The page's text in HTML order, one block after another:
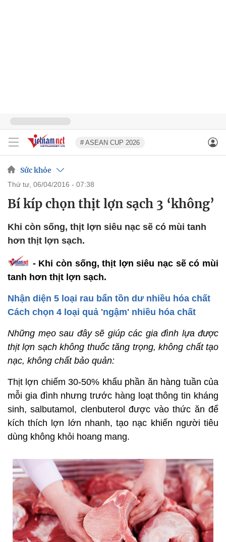
# ASEAN CUP 2026
Sức khỏe
thứ tư, 06/04/2016 - 07:38
Bí kíp chọn thịt lợn sạch 3 ‘không’
Khi còn sống, thịt lợn siêu nạc sẽ có mùi tanh
hơn thịt lợn sạch.
- Khi còn sống, thịt lợn siêu nạc sẽ có mùi
tanh hơn thịt lợn sạch.
Nhận diện 5 loại rau bẩn tồn dư nhiều hóa chất
Cách chọn 4 loại quả 'ngậm' nhiều hóa chất
Những mẹo sau đây sẽ giúp các gia đình lựa được
thịt lợn sạch không thuốc tăng trọng, không chất tạo
nạc, không chất bảo quản:
Thịt lợn chiếm 30-50% khẩu phần ăn hàng tuần của
mỗi gia đình nhưng trước hàng loạt thông tin kháng
sinh, salbutamol, clenbuterol được vào thức ăn để
kích thích lợn lớn nhanh, tạo nạc khiến người tiêu
dùng không khỏi hoang mang.